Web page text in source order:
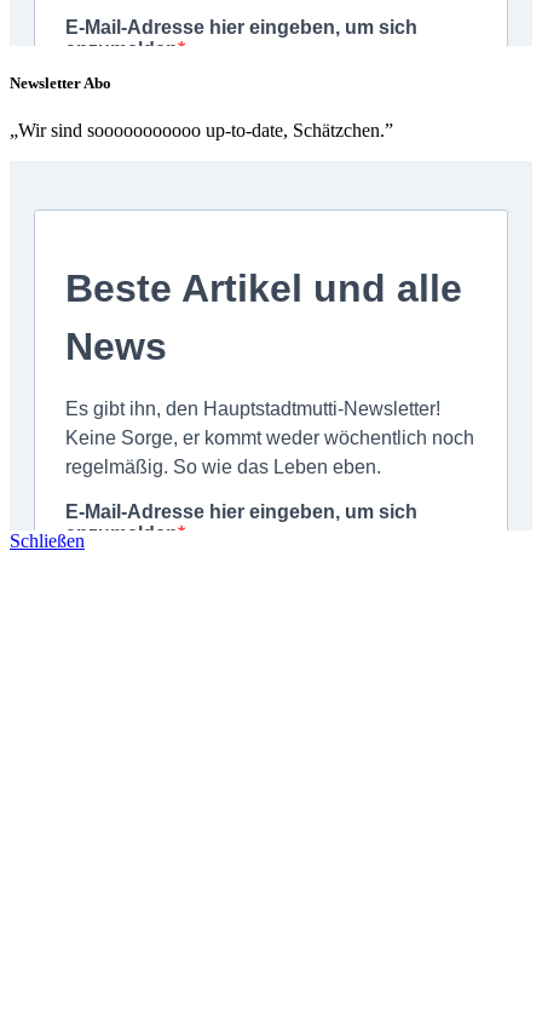
Newsletter Abo
„Wir sind sooooooooooo up-to-date, Schätzchen.”
Schließen